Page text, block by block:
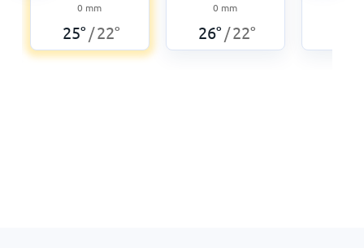
0 mm
25° /22°
0 mm
26° /22°